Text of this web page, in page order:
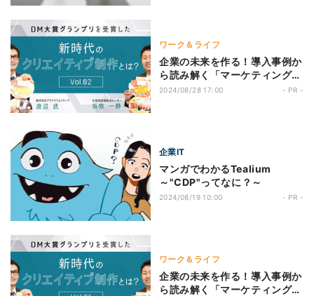
ワーク＆ライフ
企業の未来を作る！導入事例か
ら読み解く「マーケティング」
とは？ 第4回 分析の結果はいか
2024/08/28 17:00 - PR -
企業IT
マンガでわかるTealium
～"CDP"ってなに？～
2024/08/19 10:00 - PR -
ワーク＆ライフ
企業の未来を作る！導入事例か
ら読み解く「マーケティング」